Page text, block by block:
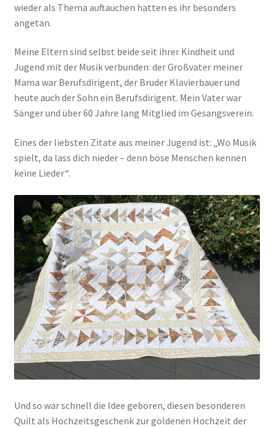
wieder als Thema auftauchen hatten es ihr besonders
angetan.
Meine Eltern sind selbst beide seit ihrer Kindheit und
Jugend mit der Musik verbunden: der Großvater meiner
Mama war Berufsdirigent, der Bruder Klavierbauer und
heute auch der Sohn ein Berufsdirigent. Mein Vater war
Sänger und über 60 Jahre lang Mitglied im Gesangsverein.
Eines der liebsten Zitate aus meiner Jugend ist: „Wo Musik
spielt, da lass dich nieder – denn böse Menschen kennen
keine Lieder“.
Und so war schnell die Idee geboren, diesen besonderen
Quilt als Hochzeitsgeschenk zur goldenen Hochzeit der